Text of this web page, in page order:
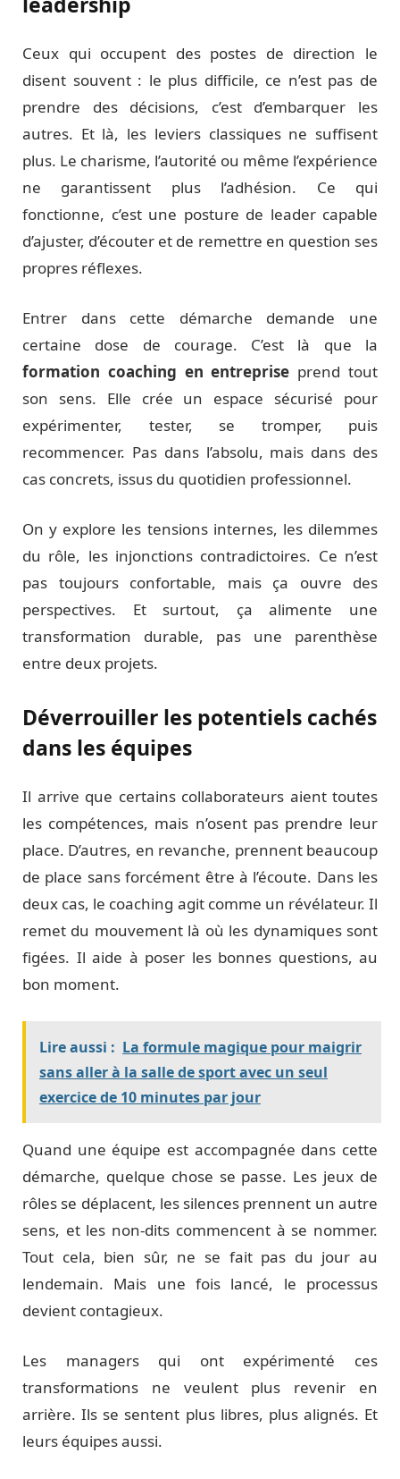
Ceux qui occupent des postes de direction le
disent souvent : le plus difficile, ce n’est pas de
prendre des décisions, c’est d’embarquer les
autres. Et là, les leviers classiques ne suffisent
plus. Le charisme, l’autorité ou même l’expérience
ne garantissent plus l’adhésion. Ce qui
fonctionne, c’est une posture de leader capable
d’ajuster, d’écouter et de remettre en question ses
propres réflexes.
Entrer dans cette démarche demande une
certaine dose de courage. C’est là que la
formation coaching en entreprise prend tout
son sens. Elle crée un espace sécurisé pour
expérimenter, tester, se tromper, puis
recommencer. Pas dans l’absolu, mais dans des
cas concrets, issus du quotidien professionnel.
On y explore les tensions internes, les dilemmes
du rôle, les injonctions contradictoires. Ce n’est
pas toujours confortable, mais ça ouvre des
perspectives. Et surtout, ça alimente une
transformation durable, pas une parenthèse
entre deux projets.
Déverrouiller les potentiels cachés
dans les équipes
Il arrive que certains collaborateurs aient toutes
les compétences, mais n’osent pas prendre leur
place. D’autres, en revanche, prennent beaucoup
de place sans forcément être à l’écoute. Dans les
deux cas, le coaching agit comme un révélateur. Il
remet du mouvement là où les dynamiques sont
figées. Il aide à poser les bonnes questions, au
bon moment.
Lire aussi : La formule magique pour maigrir
sans aller à la salle de sport avec un seul
exercice de 10 minutes par jour
Quand une équipe est accompagnée dans cette
démarche, quelque chose se passe. Les jeux de
rôles se déplacent, les silences prennent un autre
sens, et les non-dits commencent à se nommer.
Tout cela, bien sûr, ne se fait pas du jour au
lendemain. Mais une fois lancé, le processus
devient contagieux.
Les managers qui ont expérimenté ces
transformations ne veulent plus revenir en
arrière. Ils se sentent plus libres, plus alignés. Et
leurs équipes aussi.